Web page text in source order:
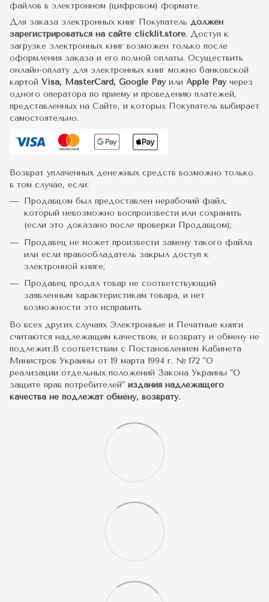
файлов в электронном (цифровом) формате.
Для заказа электронных книг Покупатель должен
зарегистрироваться на сайте clicklit.store. Доступ к
загрузке электронных книг возможен только после
оформления заказа и его полной оплаты. Осуществить
онлайн-оплату для электронных книг можно банковской
картой Visa, MasterCard, Google Pay или Apple Payчерез
одного оператора по приему и проведению платежей,
представленных на Сайте, и которых Покупатель выбирает
самостоятельно.
Возврат уплаченных денежных средств возможно только
в том случае, если:
Продавцом был предоставлен нерабочий файл,
который невозможно воспроизвести или сохранить
(если это доказано после проверки Продавцом);
Продавец не может произвести замену такого файла
или если правообладатель закрыл доступ к
электронной книге;
Продавец продал товар не соответствующий
заявленным характеристикам товара, и нет
возможности это исправить
Во всех других случаях Электронные и Печатные книги
считаются надлежащим качеством, и возврату и обмену не
подлежит.В соответствии с Постановлением Кабинета
Министров Украины от 19 марта 1994 г. № 172 "О
реализации отдельных положений Закона Украины "О
защите прав потребителей" издания надлежащего
качества не подлежат обмену, возврату.